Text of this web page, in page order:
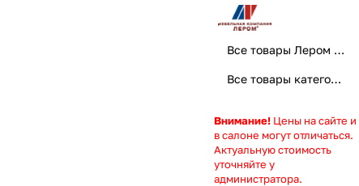
Все товары Лером мебель
Все товары категории
Внимание! Цены на сайте и
в салоне могут отличаться.
Актуальную стоимость
уточняйте у
администратора.